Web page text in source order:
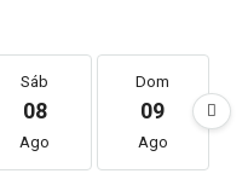
Sáb
08
Ago
Dom
09
Ago